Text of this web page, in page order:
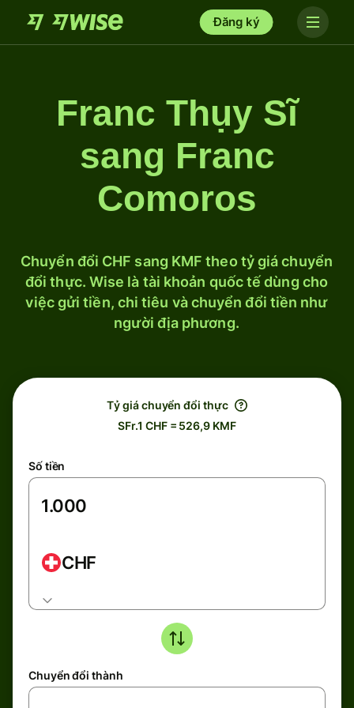
Đăng ký
Franc Thụy Sĩ
sang Franc
Comoros
Chuyển đổi CHF sang KMF theo tỷ giá chuyển
đổi thực. Wise là tài khoản quốc tế dùng cho
việc gửi tiền, chi tiêu và chuyển đổi tiền như
người địa phương.
Tỷ giá chuyển đổi thực
SFr.1 CHF = 526,9 KMF
Số tiền
CHF
Chuyển đổi thành